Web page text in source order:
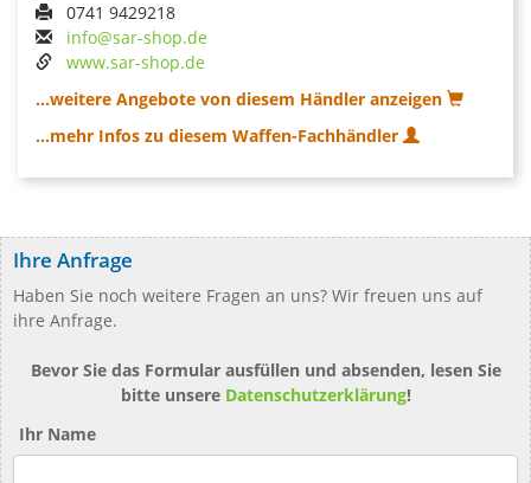
0741 9429218
info@sar-shop.de
www.sar-shop.de
...weitere Angebote von diesem Händler anzeigen
...mehr Infos zu diesem Waffen-Fachhändler
Ihre Anfrage
Haben Sie noch weitere Fragen an uns? Wir freuen uns auf
ihre Anfrage.
Bevor Sie das Formular ausfüllen und absenden, lesen Sie
bitte unsere Datenschutzerklärung!
Ihr Name